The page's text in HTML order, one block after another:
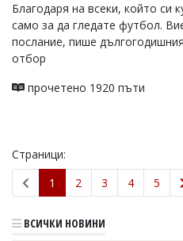
Благодаря на всеки, който си
само за да гледате футбол.
послание, пише
отбор
прочетено 1920 пъти
Страници:
1
2 3 4 5
ВСИЧКИ НОВИНИ